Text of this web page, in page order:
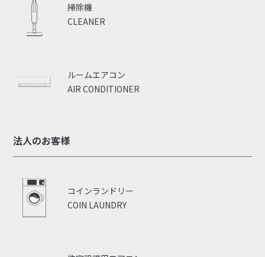
CLEANER
掃除機
AIR CONDITIONER
ルームエアコン
法人のお客様
COIN LAUNDRY
コインランドリー